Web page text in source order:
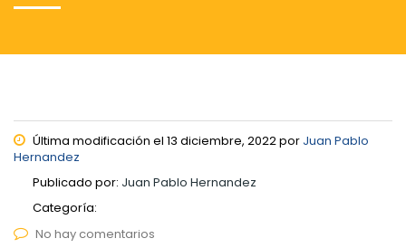
Última modificación el 13 diciembre, 2022 por Juan Pablo
Hernandez
Publicado por: Juan Pablo Hernandez
Categoría:
No hay comentarios